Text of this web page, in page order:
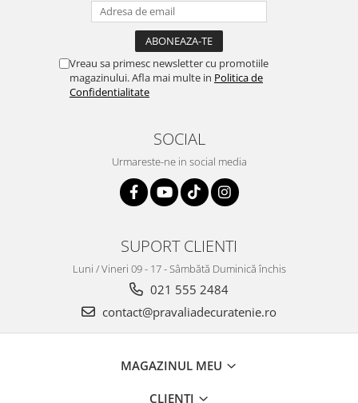
Vreau sa primesc newsletter cu promotiile
magazinului. Afla mai multe in Politica de
Confidentialitate
SOCIAL
Urmareste-ne in social media
SUPORT CLIENTI
Luni / Vineri 09 - 17 - Sâmbătă Duminică închis
021 555 2484
contact@pravaliadecuratenie.ro
MAGAZINUL MEU
CLIENTI